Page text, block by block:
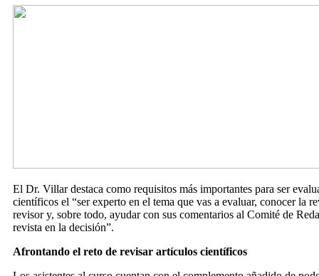
El Dr. Villar destaca como requisitos más importantes para ser
científicos el “ser experto en el tema que vas a evaluar, conocer la
revisor y, sobre todo, ayudar con sus comentarios al Comité de
revista en la decisión”.
Afrontando el reto de revisar artículos científicos